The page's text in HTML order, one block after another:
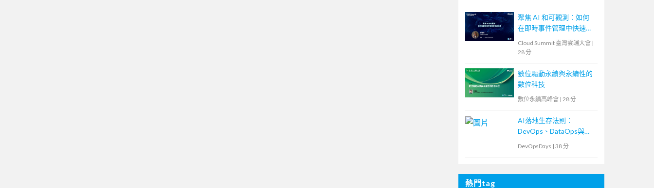
聚焦 AI 和可觀測：如何
在即時事件管理中快速回
Cloud Summit 臺灣雲端大會 |
28 分
數位驅動永續與永續性的
數位科技
數位永續高峰會 | 28 分
AI落地生存法則：
DevOps、DataOps與
MLOps密不可分的ML專
DevOpsDays | 38 分
熱門tag